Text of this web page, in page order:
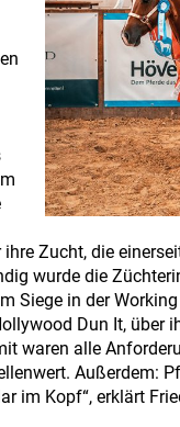
Zucht, die
wurde die
Siege in der
Dun It, über
waren alle
Außerdem:
im Kopf“, erklärt